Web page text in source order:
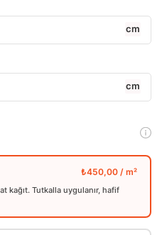
cm
cm
kağıt. Tutkalla uygulanır, hafif